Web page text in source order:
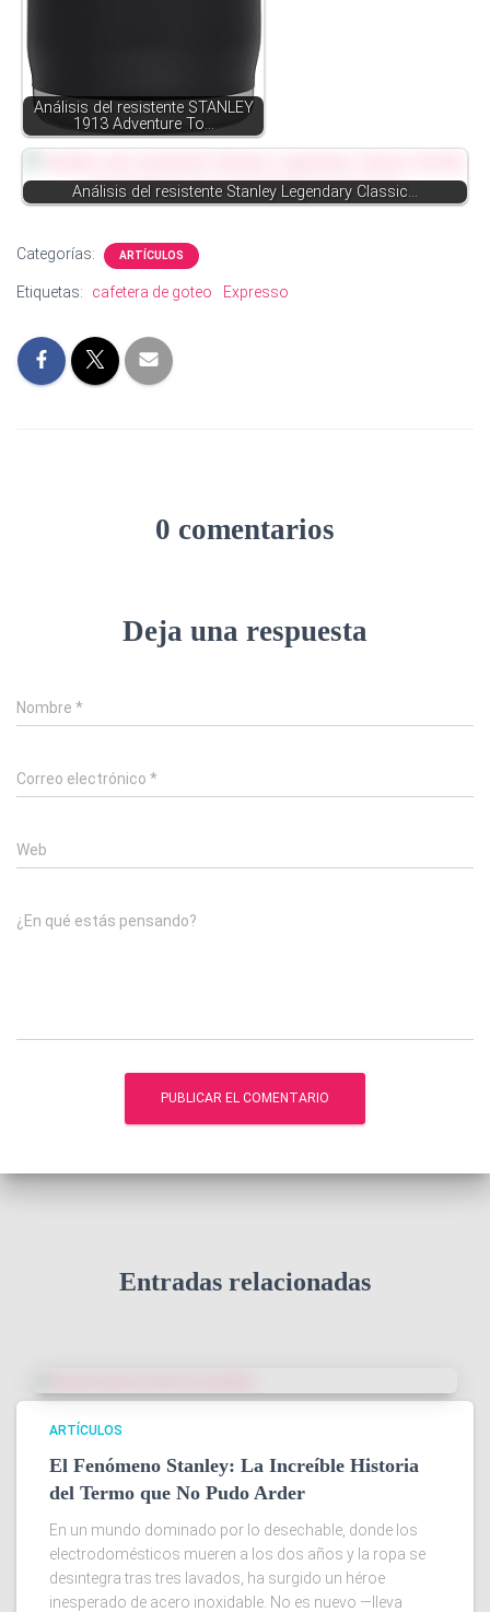
Análisis del resistente STANLEY
1913 Adventure To…
Análisis del resistente Stanley Legendary Classic…
Categorías: ARTÍCULOS
Etiquetas: cafetera de goteo Expresso
0 comentarios
Deja una respuesta
Nombre *
Correo electrónico *
Web
¿En qué estás pensando?
Entradas relacionadas
ARTÍCULOS
El Fenómeno Stanley: La Increíble Historia
del Termo que No Pudo Arder
En un mundo dominado por lo desechable, donde los
electrodomésticos mueren a los dos años y la ropa se
desintegra tras tres lavados, ha surgido un héroe
inesperado de acero inoxidable. No es nuevo —lleva